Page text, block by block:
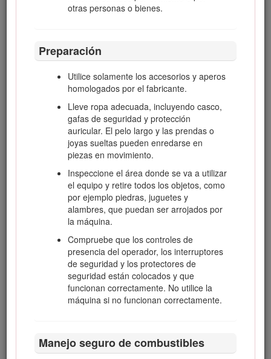
otras personas o bienes.
Preparación
Utilice solamente los accesorios y aperos
homologados por el fabricante.
Lleve ropa adecuada, incluyendo casco,
gafas de seguridad y protección
auricular. El pelo largo y las prendas o
joyas sueltas pueden enredarse en
piezas en movimiento.
Inspeccione el área donde se va a utilizar
el equipo y retire todos los objetos, como
por ejemplo piedras, juguetes y
alambres, que puedan ser arrojados por
la máquina.
Compruebe que los controles de
presencia del operador, los interruptores
de seguridad y los protectores de
seguridad están colocados y que
funcionan correctamente. No utilice la
máquina si no funcionan correctamente.
Manejo seguro de combustibles
otros trastornos del sistema reproductor.
Important: Este motor no está equipado con un
silenciador con parachispas. Es una infracción de la
legislación de California (California Public Resource
Code Section 4442) la utilización o la operación del
cubierto de hierba. Otros estados o zonas federales
pueden tener leyes similares.
Este sistema de encendido por chispa cumple la norma
canadiense ICES-002.
Manual del propietario del motoradjunto ofrece
información sobre las normas de la Agencia de
protección ambiental de EE. UU. (U.S. Environmental
Protection Agency/EPA) y de la Norma de control de
emisiones de California (California Emission Control
mantenimiento y garantía. Puede solicitarse un manual
nuevo al fabricante del motor.
El par bruto o neto de este motor fue determinado en el
laboratorio por el fabricante del motor con arreglo a la
requisitos de seguridad, emisiones y operación, su potencia
real en este tipo de cortacésped será significativamente